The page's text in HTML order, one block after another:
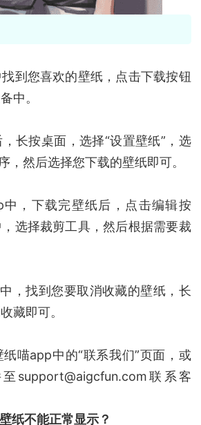
到您喜欢的壁纸，点击下载按钮
中。
长按桌面，选择“设置壁纸”，选
，然后选择您下载的壁纸即可。
，下载完壁纸后，点击编辑按
选择裁剪工具，然后根据需要裁
，找到您要取消收藏的壁纸，长
藏即可。
喵app中的“联系我们”页面，或
support@aigcfun.com联系客
纸不能正常显示？